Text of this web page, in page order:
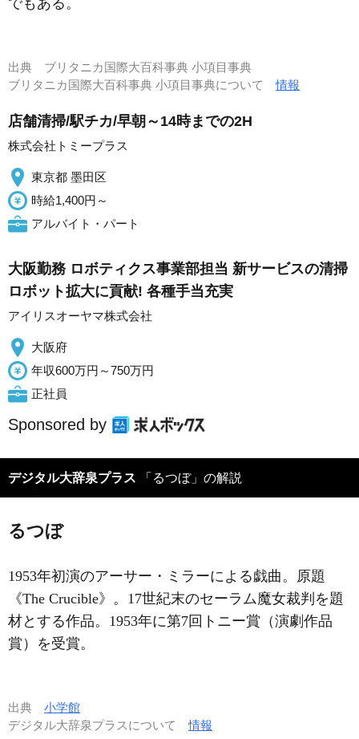
でもある。
出典 ブリタニカ国際大百科事典 小項目事典
ブリタニカ国際大百科事典 小項目事典について情報
店舗清掃/駅チカ/早朝～14時までの2H
株式会社トミープラス
東京都 墨田区
時給1,400円～
アルバイト・パート
大阪勤務 ロボティクス事業部担当 新サービスの清掃
ロボット拡大に貢献! 各種手当充実
アイリスオーヤマ株式会社
大阪府
年収600万円～750万円
正社員
Sponsored by
デジタル大辞泉プラス 「るつぼ」の解説
るつぼ
1953年初演のアーサー・ミラーによる戯曲。原題
《The Crucible》。17世紀末のセーラム魔女裁判を題
材とする作品。1953年に第7回トニー賞（演劇作品
賞）を受賞。
出典 小学館
デジタル大辞泉プラスについて情報